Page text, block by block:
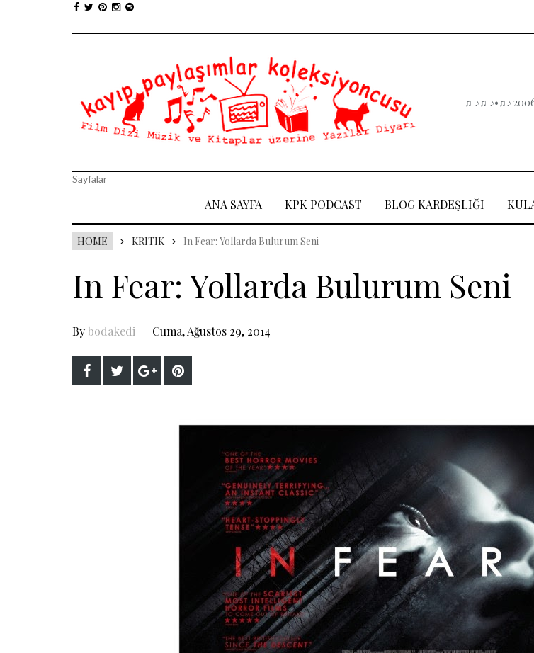
♫ ♪♫ ♪•♫♪
Sayfalar
ANA SAYFA KPK PODCAST BLOG KARDEŞLIĞI
HOME KRITIK In Fear: Yollarda Bulurum Seni
In Fear: Yollarda Bulurum Seni
Bybodakedi Cuma, Ağustos 29, 2014